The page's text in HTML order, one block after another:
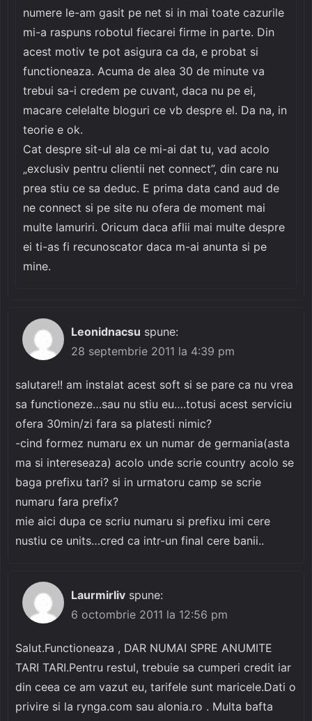
numere le-am gasit pe net si in mai toate cazurile
mi-a raspuns robotul fiecarei firme in parte. Din
acest motiv te pot asigura ca da, e probat si
functioneaza. Acuma de alea 30 de minute va
trebui sa-i credem pe cuvant, daca nu pe ei,
macare celelalte bloguri ce vb despre el. Da na, in
teorie e ok.
Cat despre sit-ul ala ce mi-ai dat tu, vad acolo
„exclusiv pentru clientii net connect”, din care nu
prea stiu ce sa deduc. E prima data cand aud de
ne connect si pe site nu ofera de moment mai
multe lamuriri. Oricum daca aflii mai multe despre
ei ti-as fi recunoscator daca m-ai anunta si pe
mine.
Leonidnacsu spune:
28 septembrie 2011 la 4:39 pm
salutare!! am instalat acest soft si se pare ca nu vrea
sa functioneze…sau nu stiu eu….totusi acest serviciu
ofera 30min/zi fara sa platesti nimic?
-cind formez numaru ex un numar de germania(asta
ma si intereseaza) acolo unde scrie country acolo se
baga prefixu tari? si in urmatoru camp se scrie
numaru fara prefix?
mie aici dupa ce scriu numaru si prefixu imi cere
nustiu ce units…cred ca intr-un final cere banii..
Laurmirliv spune:
6 octombrie 2011 la 12:56 pm
Salut.Functioneaza , DAR NUMAI SPRE ANUMITE
TARI TARI.Pentru restul, trebuie sa cumperi credit iar
din ceea ce am vazut eu, tarifele sunt maricele.Dati o
privire si la rynga.com sau alonia.ro . Multa bafta